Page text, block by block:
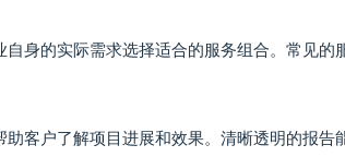
身的实际需求选择适合的服务组合。常见的
客户了解项目进展和效果。清晰透明的报告